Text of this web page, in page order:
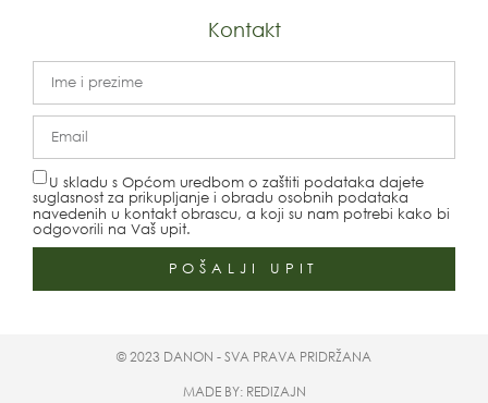
Kontakt
U skladu s Općom uredbom o zaštiti podataka dajete
suglasnost za prikupljanje i obradu osobnih podataka
navedenih u kontakt obrascu, a koji su nam potrebi kako bi
odgovorili na Vaš upit.
POŠALJI UPIT
© 2023 DANON - SVA PRAVA PRIDRŽANA
MADE BY: REDIZAJN